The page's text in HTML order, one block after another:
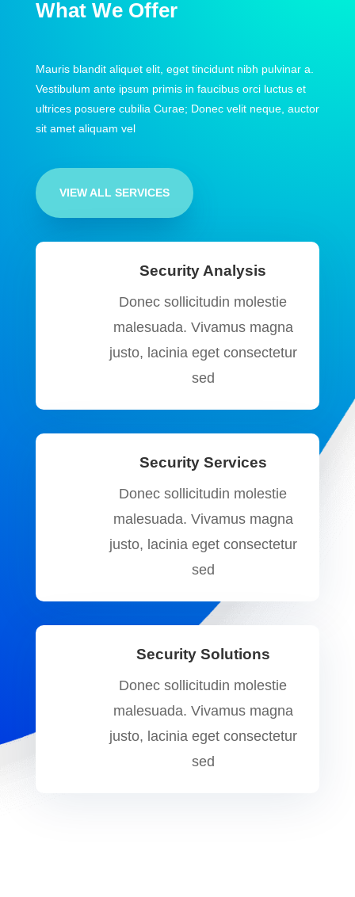
What We Offer
Mauris blandit aliquet elit, eget tincidunt nibh pulvinar a.
Vestibulum ante ipsum primis in faucibus orci luctus et
ultrices posuere cubilia Curae; Donec velit neque, auctor
sit amet aliquam vel
VIEW ALL SERVICES
Security Analysis
Donec sollicitudin molestie
malesuada. Vivamus magna
justo, lacinia eget consectetur
sed
Security Services
Donec sollicitudin molestie
malesuada. Vivamus magna
justo, lacinia eget consectetur
sed
Security Solutions
Donec sollicitudin molestie
malesuada. Vivamus magna
justo, lacinia eget consectetur
sed